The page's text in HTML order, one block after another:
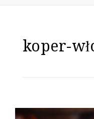
koper-